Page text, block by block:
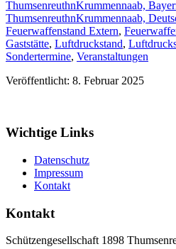
ThumsenreuthnKrummennaab,
ThumsenreuthnKrummennaab,
Feuerwaffenstand Extern,
Gaststätte, Luftdruckstand,
Sondertermine, Veranstaltungen
Veröffentlicht: 8. Februar 2025
Wichtige Links
Datenschutz
Impressum
Kontakt
Kontakt
Schützengesellschaft 1898